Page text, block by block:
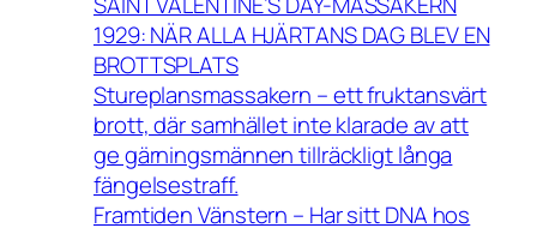
1929: NÄR ALLA HJÄRTANS DAG BLEV EN
BROTTSPLATS
Stureplansmassakern – ett fruktansvärt
brott, där samhället inte klarade av att
ge gärningsmännen tillräckligt långa
fängelsestraff.
Framtiden Vänstern – Har sitt DNA hos